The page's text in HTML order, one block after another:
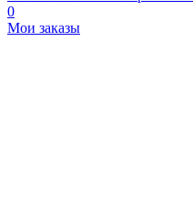
0
Мои заказы